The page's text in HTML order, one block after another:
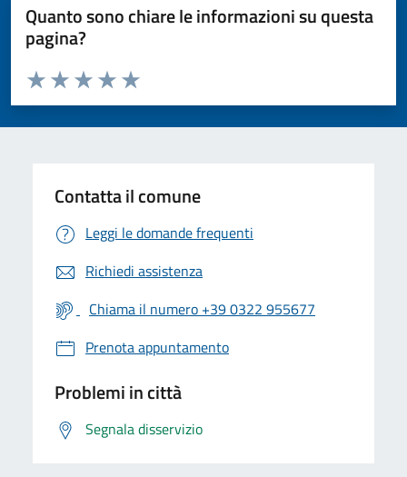
Quanto sono chiare le informazioni su questa
pagina?
Valuta da 1 a 5 stelle la pagina
Valuta 5 stelle su 5
Valuta 4 stelle su 5
Valuta 3 stelle su 5
Valuta 2 stelle su 5
Valuta 1 stelle su 5
Contatta il comune
Leggi le domande frequenti
Richiedi assistenza
Chiama il numero +39 0322 955677
Prenota appuntamento
Problemi in città
Segnala disservizio